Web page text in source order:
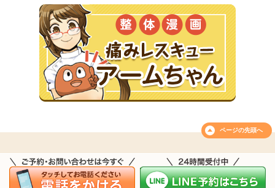
ページの先頭へ